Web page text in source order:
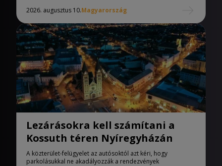
2026. augusztus 10.Magyarország
Lezárásokra kell számítani a
Kossuth téren Nyíregyházán
A közterület-felügyelet az autósoktól azt kéri, hogy
parkolásukkal ne akadályozzák a rendezvények